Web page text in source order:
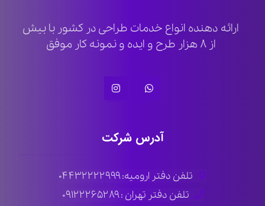
ارائه دهنده انواع خدمات طراحی در کشور با بیش
از ۸ هزار طرح و ایده و نمونه کار موفق
آدرس شرکت
تلفن دفتر ارومیه: ۰۴۴۳۲۲۲۲۹۹۹
تلفن دفتر تهران : ۰۹۱۲۲۲۶۵۲۸۹